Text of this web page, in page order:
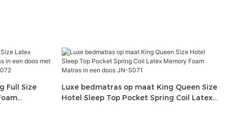
Full Size
Luxe bedmatras op maat King Queen Size
Hotel Sleep Top Pocket Spring Coil Latex